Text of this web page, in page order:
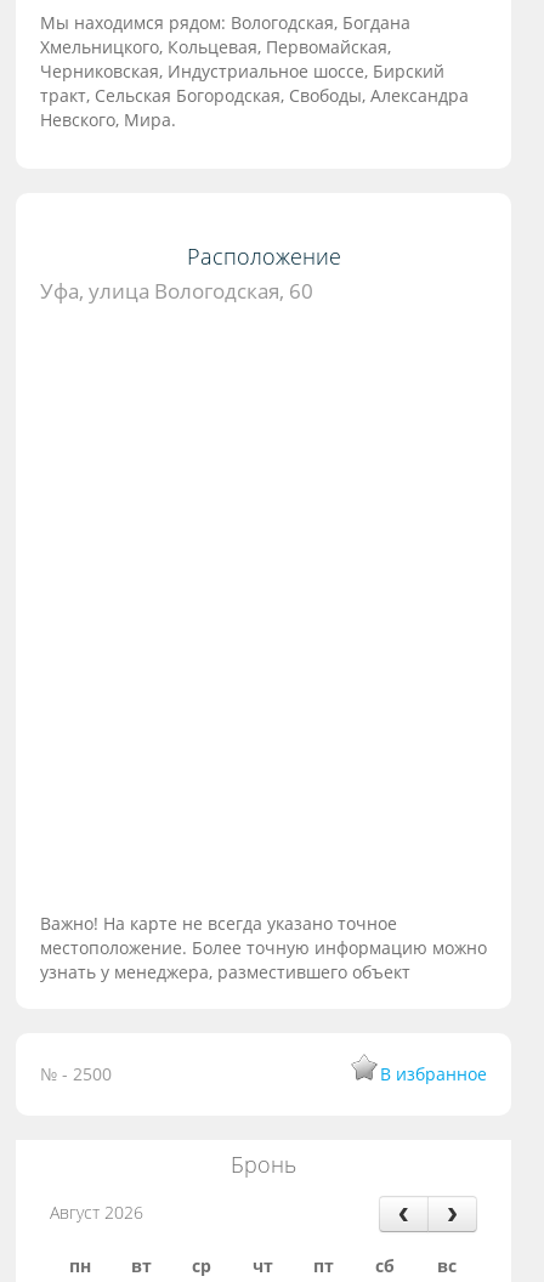
Мы находимся рядом: Вологодская, Богдана
Хмельницкого, Кольцевая, Первомайская,
Черниковская, Индустриальное шоссе, Бирский
тракт, Сельская Богородская, Свободы, Александра
Невского, Мира.
Расположение
Уфа, улица Вологодская, 60
Важно! На карте не всегда указано точное
местоположение. Более точную информацию можно
узнать у менеджера, разместившего объект
№ - 2500 В избранное
Бронь
Август 2026
пн вт ср чт пт сб
вс